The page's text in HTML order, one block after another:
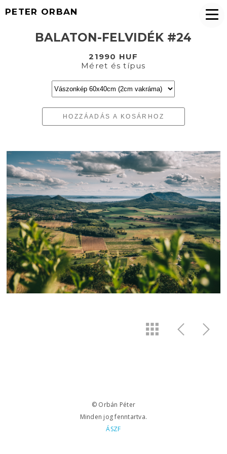
PETER ORBAN
BALATON-FELVIDÉK #24
21990 HUF
Méret és típus
HOZZÁADÁS A KOSÁRHOZ
© Orbán Péter
Minden jog fenntartva.
ÁSZF